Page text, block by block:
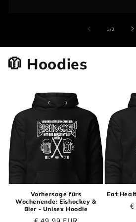
1 /von
3
🧥 Hoodies
Vorhersage fürs
Wochenende: Eishockey &
Bier - Unisex Hoodie
Eat
€